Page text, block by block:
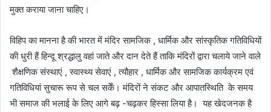
मुक्त कराया जाना चाहिए।
विहिप का मानना है की भारत में मंदिर सामजिक , धार्मिक और सांस्कृतिक गतिविधियों
की धुरी हैं हिन्दू श्रद्धालु वहां जाते और दान देते हैं ताकि मंदिरों द्वारा चलाये जाने वाले
शैक्षणिक संस्थाएं , स्वास्थ्य सेवाएं , त्यौहार , धार्मिक और सामजिक कार्यक्रम एवं
गतिविधियां सुचारू रूप से चल सकेँ। मंदिरों ने संकट और आपातस्थिति के समय
भी समाज की भलाई के लिए आगे बढ़ -चढ़कर हिस्सा लिया है। यह खेदजनक है